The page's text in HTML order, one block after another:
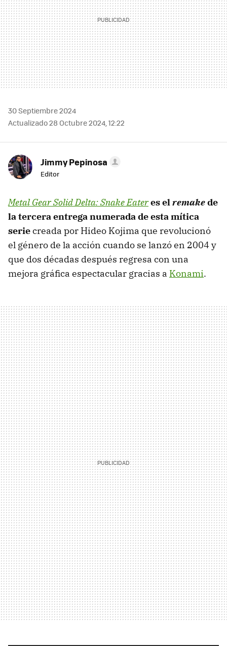
30 Septiembre 2024
Actualizado 28 Octubre 2024, 12:22
Jimmy Pepinosa
Editor
Metal Gear Solid Delta: Snake Eateres elremakede
la tercera entrega numerada de esta mítica
seriecreada por Hideo Kojima que revolucionó
el género de la acción cuando se lanzó en 2004 y
que dos décadas después regresa con una
mejora gráfica espectacular gracias a Konami.